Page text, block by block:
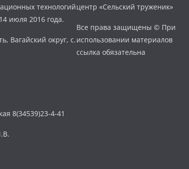
технологий
июля 2016 года.
Вагайский округ, с.
8(34539)23-4-41
центр «Сельский труженик»
Все права защищены © При
использовании материалов
ссылка обязательна